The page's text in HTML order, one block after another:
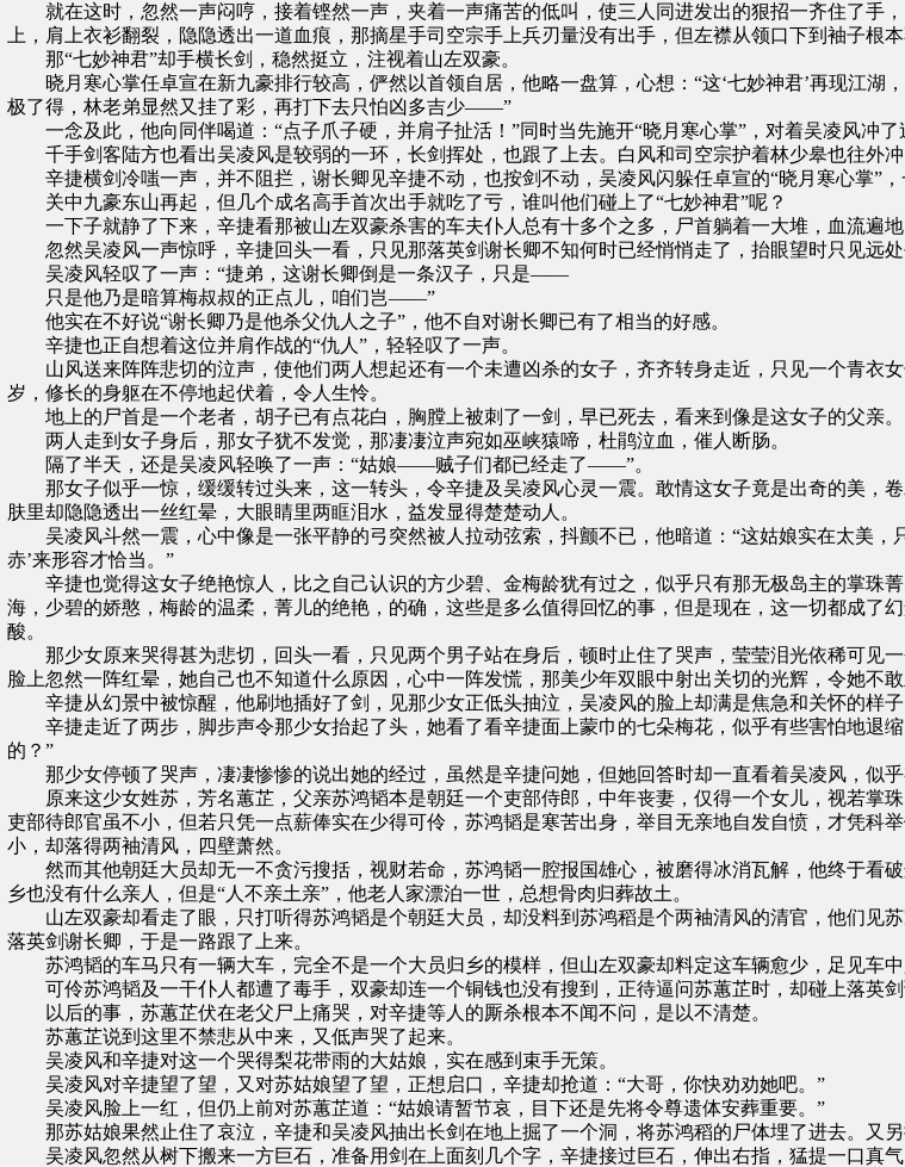
就在这时，忽然一声闷哼，接着铿然一声，夹着一声痛苦的低叫，使三人同进发出的狠招一齐住了手
上，肩上衣衫翻裂，隐隐透出一道血痕，那摘星手司空宗手上兵刃量没有出手，但左襟从领口下到袖子根
那“七妙神君”却手横长剑，稳然挺立，注视着山左双豪。
晓月寒心掌任卓宣在新九豪排行较高，俨然以首领自居，他略一盘算，心想：“这‘七妙神君’再现江湖
极了得，林老弟显然又挂了彩，再打下去只怕凶多吉少——”
一念及此，他向同伴喝道：“点子爪子硬，并肩子扯活！”同时当先施开“晓月寒心掌”，对着吴凌风冲了
千手剑客陆方也看出吴凌风是较弱的一环，长剑挥处，也跟了上去。白风和司空宗护着林少皋也往外冲
辛捷横剑冷嗤一声，并不阻拦，谢长卿见辛捷不动，也按剑不动，吴凌风闪躲任卓宣的“晓月寒心掌”，
关中九豪东山再起，但几个成名高手首次出手就吃了亏，谁叫他们碰上了“七妙神君”呢？
一下子就静了下来，辛捷看那被山左双豪杀害的车夫仆人总有十多个之多，尸首躺着一大堆，血流遍地
忽然吴凌风一声惊呼，辛捷回头一看，只见那落英剑谢长卿不知何时已经悄悄走了，抬眼望时只见远处
吴凌风轻叹了一声：“捷弟，这谢长卿倒是一条汉子，只是——
只是他乃是暗算梅叔叔的正点儿，咱们岂——”
他实在不好说“谢长卿乃是他杀父仇人之子”，他不自对谢长卿已有了相当的好感。
辛捷也正自想着这位并肩作战的“仇人”，轻轻叹了一声。
山风送来阵阵悲切的泣声，使他们两人想起还有一个未遭凶杀的女子，齐齐转身走近，只见一个青衣
岁，修长的身躯在不停地起伏着，令人生怜。
地上的尸首是一个老者，胡子已有点花白，胸膛上被刺了一剑，早已死去，看来到像是这女子的父亲。
两人走到女子身后，那女子犹不发觉，那凄凄泣声宛如巫峡猿啼，杜鹃泣血，催人断肠。
隔了半天，还是吴凌风轻唤了一声：“姑娘——贼子们都已经走了——”。
那女子似乎一惊，缓缓转过头来，这一转头，令辛捷及吴凌风心灵一震。敢情这女子竟是出奇的美，
肤里却隐隐透出一丝红晕，大眼睛里两眶泪水，益发显得楚楚动人。
吴凌风斗然一震，心中像是一张平静的弓突然被人拉动弦索，抖颤不已，他暗道：“这姑娘实在太美，
赤’来形容才恰当。”
辛捷也觉得这女子绝艳惊人，比之自己认识的方少碧、金梅龄犹有过之，似乎只有那无极岛主的掌珠
海，少碧的娇憨，梅龄的温柔，菁儿的绝艳，的确，这些是多么值得回忆的事，但是现在，这一切都成了
酸。
那少女原来哭得甚为悲切，回头一看，只见两个男子站在身后，顿时止住了哭声，莹莹泪光依稀可见
脸上忽然一阵红晕，她自己也不知道什么原因，心中一阵发慌，那美少年双眼中射出关切的光辉，令她不
辛捷从幻景中被惊醒，他刷地插好了剑，见那少女正低头抽泣，吴凌风的脸上却满是焦急和关怀的样子
辛捷走近了两步，脚步声令那少女抬起了头，她看了看辛捷面上蒙巾的七朵梅花，似乎有些害怕地退
的？”
那少女停顿了哭声，凄凄惨惨的说出她的经过，虽然是辛捷问她，但她回答时却一直看着吴凌风，似乎
原来这少女姓苏，芳名蕙芷，父亲苏鸿韬本是朝廷一个吏部侍郎，中年丧妻，仅得一个女儿，视若掌
吏部待郎官虽不小，但若只凭一点薪俸实在少得可伶，苏鸿韬是寒苦出身，举目无亲地自发自愤，才凭科
小，却落得两袖清风，四壁萧然。
然而其他朝廷大员却无一不贪污搜括，视财若命，苏鸿韬一腔报国雄心，被磨得冰消瓦解，他终于看
乡也没有什么亲人，但是“人不亲土亲”，他老人家漂泊一世，总想骨肉归葬故土。
山左双豪却看走了眼，只打听得苏鸿韬是个朝廷大员，却没料到苏鸿稻是个两袖清风的清官，他们见
落英剑谢长卿，于是一路跟了上来。
苏鸿韬的车马只有一辆大车，完全不是一个大员归乡的模样，但山左双豪却料定这车辆愈少，足见车中
可伶苏鸿韬及一干仆人都遭了毒手，双豪却连一个铜钱也没有搜到，正待逼问苏蕙芷时，却碰上落英剑
以后的事，苏蕙芷伏在老父尸上痛哭，对辛捷等人的厮杀根本不闻不问，是以不清楚。
苏蕙芷说到这里不禁悲从中来，又低声哭了起来。
吴凌风和辛捷对这一个哭得梨花带雨的大姑娘，实在感到束手无策。
吴凌风对辛捷望了望，又对苏姑娘望了望，正想启口，辛捷却抢道：“大哥，你快劝劝她吧。”
吴凌风脸上一红，但仍上前对苏蕙芷道：“姑娘请暂节哀，目下还是先将令尊遗体安葬重要。”
那苏姑娘果然止住了哀泣，辛捷和吴凌风抽出长剑在地上掘了一个洞，将苏鸿稻的尸体埋了进去。又另
吴凌风忽然从树下搬来一方巨石，准备用剑在上面刻几个字，辛捷接过巨石，伸出右指，猛提一口真